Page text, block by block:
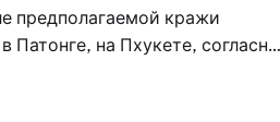
предполагаемой кражи
на Пхукете, согласно
августа 2026 года.